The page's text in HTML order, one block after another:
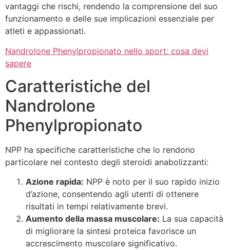
vantaggi che rischi, rendendo la comprensione del suo
funzionamento e delle sue implicazioni essenziale per
atleti e appassionati.
Nandrolone Phenylpropionato nello sport: cosa devi
sapere
Caratteristiche del
Nandrolone
Phenylpropionato
NPP ha specifiche caratteristiche che lo rendono
particolare nel contesto degli steroidi anabolizzanti:
Azione rapida: NPP è noto per il suo rapido inizio
d’azione, consentendo agli utenti di ottenere
risultati in tempi relativamente brevi.
Aumento della massa muscolare: La sua capacità
di migliorare la sintesi proteica favorisce un
accrescimento muscolare significativo.